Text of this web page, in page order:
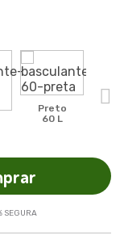
Preto
60 L
SEGURA